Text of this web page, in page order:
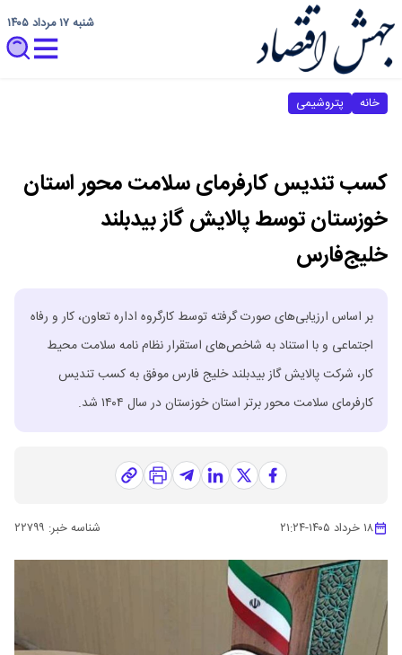
شنبه ۱۷ مرداد ۱۴۰۵
خانه پتروشیمی
کسب تندیس کارفرمای سلامت محور استان
خوزستان توسط پالایش گاز بیدبلند
خلیج‌فارس
بر اساس ارزیابی‌های صورت گرفته توسط کارگروه اداره تعاون، کار و رفاه
اجتماعی و با استناد به شاخص‌های استقرار نظام نامه سلامت محیط
کار، شرکت پالایش گاز بیدبلند خلیج فارس موفق به کسب تندیس
کارفرمای سلامت محور برتر استان خوزستان در سال ۱۴۰۴ شد.
۱۸ خرداد ۱۴۰۵ -۲۱:۲۴ شناسه خبر: ۲۲۷۹۹